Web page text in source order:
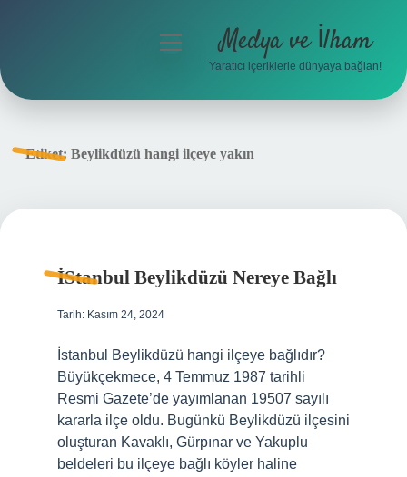
menüyü
Medya ve İlham
Yaratıcı içeriklerle dünyaya bağlan!
Etiket: Beylikdüzü hangi ilçeye yakın
İStanbul Beylikdüzü Nereye Bağlı
Tarih: Kasım 24, 2024
İstanbul Beylikdüzü hangi ilçeye bağlıdır?
Büyükçekmece, 4 Temmuz 1987 tarihli
Resmi Gazete’de yayımlanan 19507 sayılı
kararla ilçe oldu. Bugünkü Beylikdüzü ilçesini
oluşturan Kavaklı, Gürpınar ve Yakuplu
beldeleri bu ilçeye bağlı köyler haline